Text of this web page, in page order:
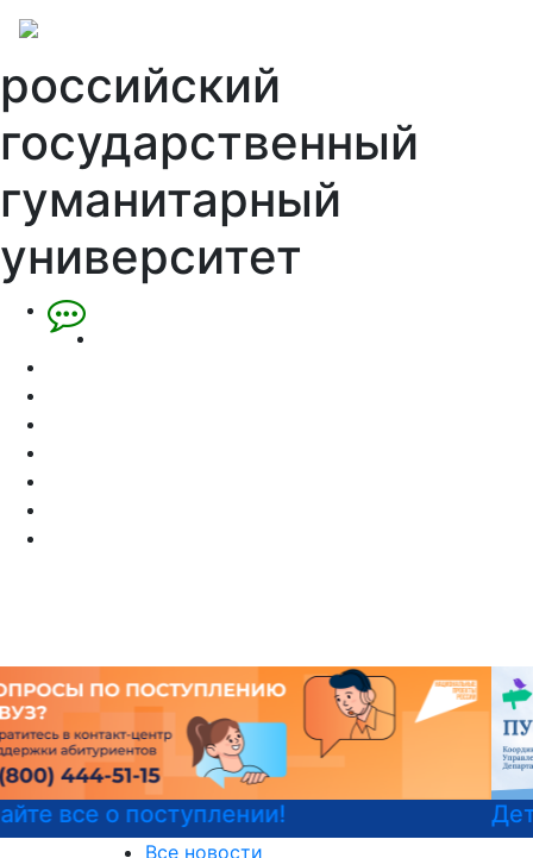
российский
государственный
гуманитарный
университет
Детали программы
Все новости